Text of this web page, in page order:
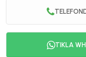
TIKLA